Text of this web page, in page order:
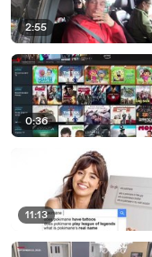
2:55
0:36
11:13